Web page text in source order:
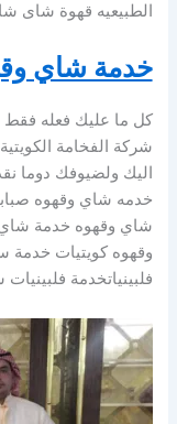
الطبيعيه قهوة شاى
خدمة شاي
كل ما عليك فعله
شركة الفخامة
اليك ولضيوفك دوما
خدمه شاي وقهوه
شاي وقهوه خدمة
وقهوه كويتيات خدمة
فلبينياتخدمة